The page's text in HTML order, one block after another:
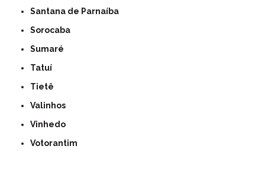
Santana de Parnaíba
Sorocaba
Sumaré
Tatuí
Tietê
Valinhos
Vinhedo
Votorantim